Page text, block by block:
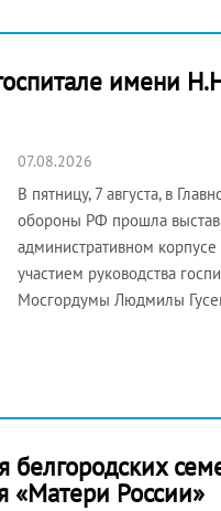
имени
07.08.2026
В пятницу, 7 августа, в
обороны РФ прошла
административном
участием руководства
Мосгордумы Людмилы
белгородских
«Матери России»